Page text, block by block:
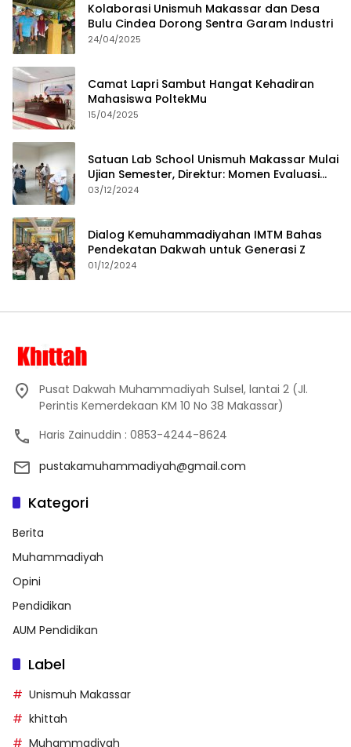
Kolaborasi Unismuh Makassar dan Desa
Bulu Cindea Dorong Sentra Garam Industri
24/04/2025
Camat Lapri Sambut Hangat Kehadiran
Mahasiswa PoltekMu
15/04/2025
Satuan Lab School Unismuh Makassar Mulai
Ujian Semester, Direktur: Momen Evaluasi
Proses Pembelajaran
03/12/2024
Dialog Kemuhammadiyahan IMTM Bahas
Pendekatan Dakwah untuk Generasi Z
01/12/2024
Pusat Dakwah Muhammadiyah Sulsel, lantai 2 (Jl.
Perintis Kemerdekaan KM 10 No 38 Makassar)
Haris Zainuddin : 0853-4244-8624
pustakamuhammadiyah@gmail.com
Kategori
Berita
Muhammadiyah
Opini
Pendidikan
AUM Pendidikan
Label
Unismuh Makassar
khittah
Muhammadiyah